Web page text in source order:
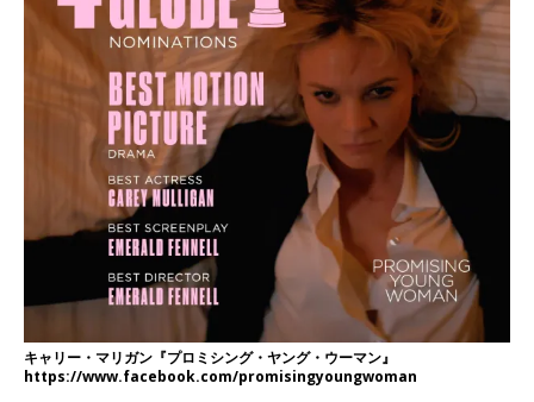
キャリー・マリガン『プロミシング・ヤング・ウーマン』
https://www.facebook.com/promisingyoungwoman